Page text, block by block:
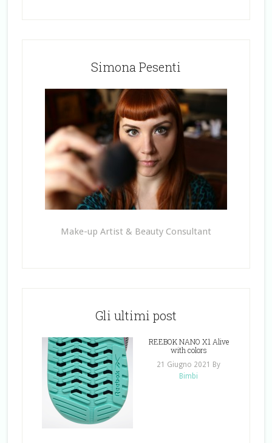
Simona Pesenti
Make-up Artist & Beauty Consultant
Gli ultimi post
REEBOK NANO X1 Alive
with colors
21 Giugno 2021
By
Bimbi